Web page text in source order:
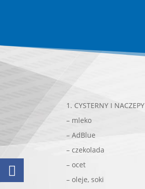
1. CYSTERNY I NACZEPY
– mleko
– AdBlue
– czekolada
– ocet
– oleje, soki